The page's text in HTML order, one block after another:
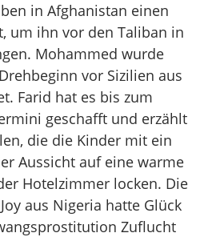
in Afghanistan einen
um ihn vor den Taliban in
Mohammed wurde
vor Sizilien aus
Farid hat es bis zum
geschafft und erzählt
die die Kinder mit ein
Aussicht auf eine warme
Hotelzimmer locken. Die
aus Nigeria hatte Glück
Zuflucht